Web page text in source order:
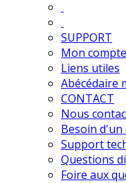
SUPPORT
Mon compte
Liens utiles
Abécédaire
CONTACT
Nous
Besoin d'un
Support
Questions
Foire aux